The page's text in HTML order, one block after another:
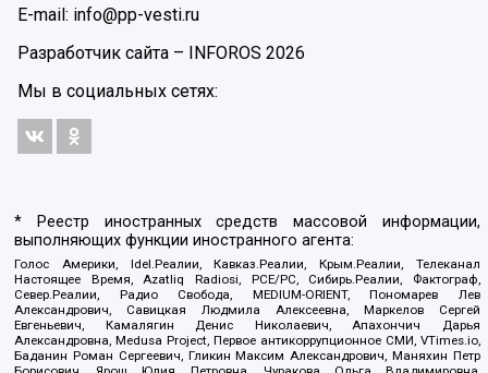
E-mail: info@pp-vesti.ru
Разработчик сайта –
INFOROS 2026
Мы в социальных сетях:
* Реестр иностранных средств массовой информации,
выполняющих функции иностранного агента:
Голос Америки, Idel.Реалии, Кавказ.Реалии, Крым.Реалии, Телеканал
Настоящее Время, Azatliq Radiosi, PCE/PC, Сибирь.Реалии, Фактограф,
Север.Реалии, Радио Свобода, MEDIUM-ORIENT, Пономарев Лев
Александрович, Савицкая Людмила Алексеевна, Маркелов Сергей
Евгеньевич, Камалягин Денис Николаевич, Апахончич Дарья
Александровна, Medusa Project, Первое антикоррупционное СМИ, VTimes.io,
Баданин Роман Сергеевич, Гликин Максим Александрович, Маняхин Петр